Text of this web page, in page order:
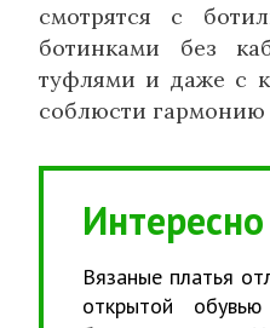
смотрятся с
ботинками без
туфлями и даже с
соблюсти гармонию
Интересно
Вязаные платья
открытой